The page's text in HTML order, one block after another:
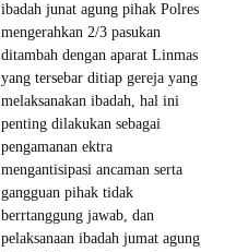
ibadah junat agung pihak Polres
mengerahkan 2/3 pasukan
ditambah dengan aparat Linmas
yang tersebar ditiap gereja yang
melaksanakan ibadah, hal ini
penting dilakukan sebagai
pengamanan ektra
mengantisipasi ancaman serta
gangguan pihak tidak
berrtanggung jawab, dan
pelaksanaan ibadah jumat agung